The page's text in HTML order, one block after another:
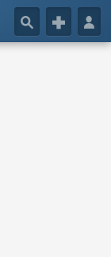
👤
+
🔎